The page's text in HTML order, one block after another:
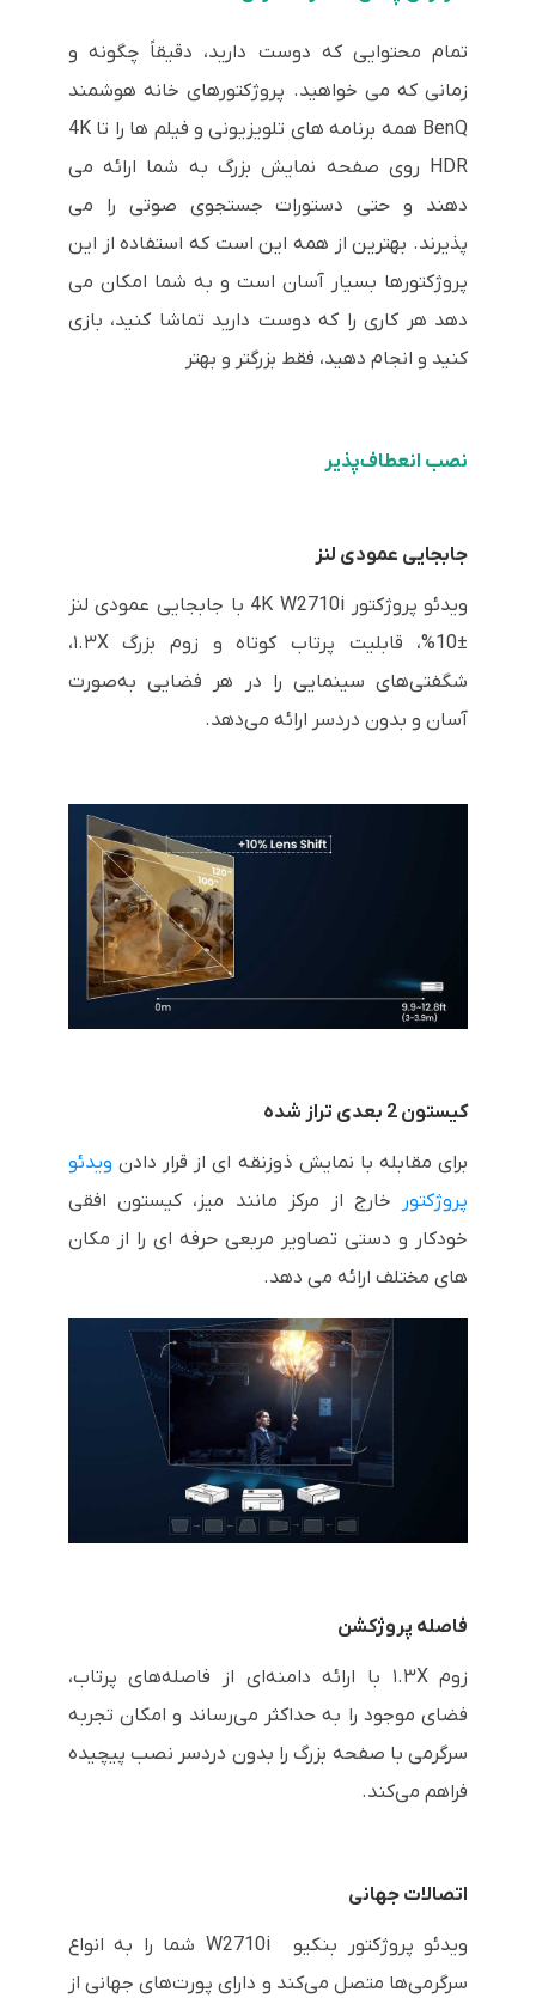
تمام محتوایی که دوست دارید، دقیقاً چگونه و
زمانی که می خواهید. پروژکتورهای خانه هوشمند
BenQ همه برنامه های تلویزیونی و فیلم ها را تا 4K
HDR روی صفحه نمایش بزرگ به شما ارائه می
دهند و حتی دستورات جستجوی صوتی را می
پذیرند. بهترین از همه این است که استفاده از این
پروژکتورها بسیار آسان است و به شما امکان می
دهد هر کاری را که دوست دارید تماشا کنید، بازی
کنید و انجام دهید، فقط بزرگتر و بهتر
نصب انعطاف‌پذیر
جابجایی عمودی لنز
ویدئو پروژکتور 4K W2710i با جابجایی عمودی لنز
±10%، قابلیت پرتاب کوتاه و زوم بزرگ ۱.۳X،
شگفتی‌های سینمایی را در هر فضایی به‌صورت
آسان و بدون دردسر ارائه می‌دهد.
کیستون 2 بعدی تراز شده
برای مقابله با نمایش ذوزنقه ای از قرار دادن ویدئو
پروژکتور
خارج از مرکز مانند میز، کیستون افقی
خودکار و دستی تصاویر مربعی حرفه ای را از مکان
های مختلف ارائه می دهد.
فاصله پروژکشن
زوم ۱.۳X با ارائه دامنه‌ای از فاصله‌های پرتاب،
فضای موجود را به حداکثر می‌رساند و امکان تجربه
سرگرمی با صفحه بزرگ را بدون دردسر نصب پیچیده
فراهم می‌کند.
اتصالات جهانی
ویدئو پروژکتور بنکیو W2710i شما را به انواع
سرگرمی‌ها متصل می‌کند و دارای پورت‌های جهانی از